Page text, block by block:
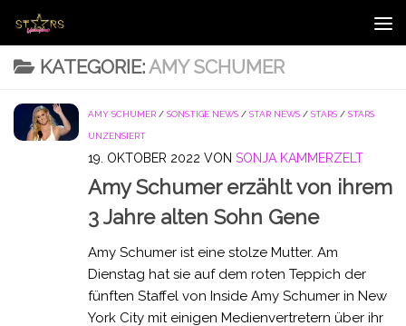
Zum Inhalt springen
KATEGORIE:AMY SCHUMER
AMY SCHUMER / SONSTIGE NEWS / STAR NEWS / STARS / STARS
UNZENSIERT
19. OKTOBER 2022 VON SONJA KAMMERZELT
Amy Schumer erzählt von ihrem
3 Jahre alten Sohn Gene
Amy Schumer ist eine stolze Mutter. Am
Dienstag hat sie auf dem roten Teppich der
fünften Staffel von Inside Amy Schumer in New
York City mit einigen Medienvertretern über ihr